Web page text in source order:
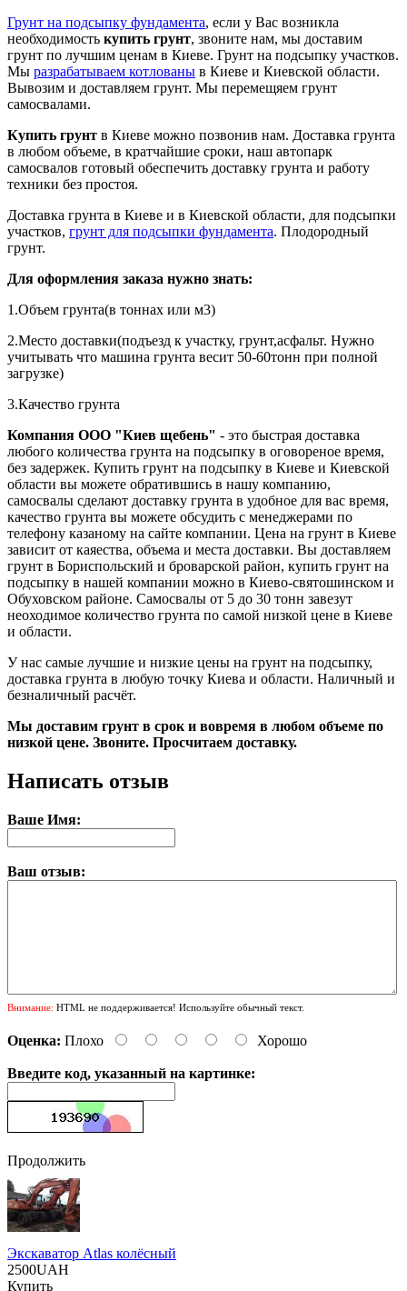
Грунт на подсыпку фундамента, если у Вас возникла
необходимость купить грунт, звоните нам, мы доставим
грунт по лучшим ценам в Киеве. Грунт на подсыпку участков.
Мы разрабатываем котлованы в Киеве и Киевской области.
Вывозим и доставляем грунт. Мы перемещяем грунт
самосвалами.
Купить грунт в Киеве можно позвонив нам. Доставка грунта
в любом объеме, в кратчайшие сроки, наш автопарк
самосвалов готовый обеспечить доставку грунта и работу
техники без простоя.
Доставка грунта в Киеве и в Киевской области, для подсыпки
участков, грунт для подсыпки фундамента. Плодородный
грунт.
Для оформления заказа нужно знать:
1.Объем грунта(в тоннах или м3)
2.Место доставки(подъезд к участку, грунт,асфальт. Нужно
учитывать что машина грунта весит 50-60тонн при полной
загрузке)
3.Качество грунта
Компания ООО "Киев щебень" - это быстрая доставка
любого количества грунта на подсыпку в оговореное время,
без задержек. Купить грунт на подсыпку в Киеве и Киевской
области вы можете обратившись в нашу компанию,
самосвалы сделают доставку грунта в удобное для вас время,
качество грунта вы можете обсудить с менеджерами по
телефону казаному на сайте компании. Цена на грунт в Киеве
зависит от каяества, объема и места доставки. Вы доставляем
грунт в Бориспольский и броварской район, купить грунт на
подсыпку в нашей компании можно в Киево-святошинском и
Обуховском районе. Самосвалы от 5 до 30 тонн завезут
неоходимое количество грунта по самой низкой цене в Киеве
и области.
У нас самые лучшие и низкие цены на грунт на подсыпку,
доставка грунта в любую точку Киева и области. Наличный и
безналичный расчёт.
Мы доставим грунт в срок и вовремя в любом объеме по
низкой цене. Звоните. Просчитаем доставку.
Написать отзыв
Ваше Имя:
Ваш отзыв:
Внимание: HTML не поддерживается! Используйте обычный текст.
Оценка: Плохо Хорошо
Введите код, указанный на картинке:
Продолжить
Экскаватор Atlas колёсный
2500UAH
Купить